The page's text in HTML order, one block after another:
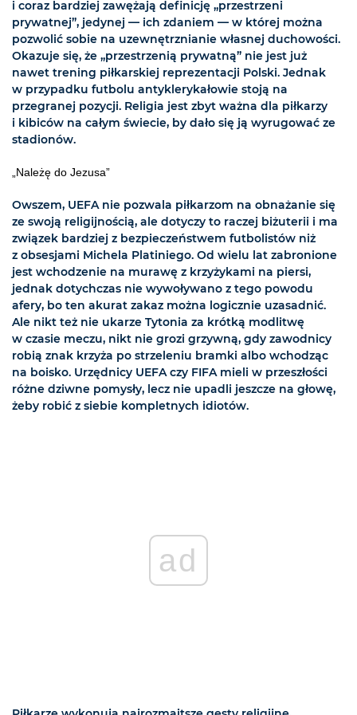
i coraz bardziej zawężają definicję „przestrzeni
prywatnej”, jedynej — ich zdaniem — w której można
pozwolić sobie na uzewnętrznianie własnej duchowości.
Okazuje się, że „przestrzenią prywatną” nie jest już
nawet trening piłkarskiej reprezentacji Polski. Jednak
w przypadku futbolu antyklerykałowie stoją na
przegranej pozycji. Religia jest zbyt ważna dla piłkarzy
i kibiców na całym świecie, by dało się ją wyrugować ze
stadionów.
„Należę do Jezusa”
Owszem, UEFA nie pozwala piłkarzom na obnażanie się
ze swoją religijnością, ale dotyczy to raczej biżuterii i ma
związek bardziej z bezpieczeństwem futbolistów niż
z obsesjami Michela Platiniego. Od wielu lat zabronione
jest wchodzenie na murawę z krzyżykami na piersi,
jednak dotychczas nie wywoływano z tego powodu
afery, bo ten akurat zakaz można logicznie uzasadnić.
Ale nikt też nie ukarze Tytonia za krótką modlitwę
w czasie meczu, nikt nie grozi grzywną, gdy zawodnicy
robią znak krzyża po strzeleniu bramki albo wchodząc
na boisko. Urzędnicy UEFA czy FIFA mieli w przeszłości
różne dziwne pomysły, lecz nie upadli jeszcze na głowę,
żeby robić z siebie kompletnych idiotów.
ad